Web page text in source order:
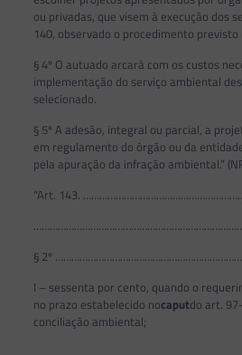
ou privadas, que visem à execução dos
140, observado o procedimento previsto
§ 4º O autuado arcará com os custos
implementação do serviço ambiental
selecionado.
§ 5º A adesão, integral ou parcial, a
em regulamento do órgão ou da
pela apuração da infração ambiental.”
“Art. 143.
§ 2º
I – sessenta por cento, quando o
no prazo estabelecido nocaputdo art.
conciliação ambiental;